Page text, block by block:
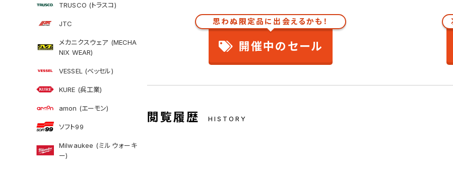
TRUSCO (トラスコ)
JTC
メカニクスウェア (MECHA
NIX WEAR)
VESSEL (ベッセル)
KURE (呉工業)
amon (エーモン)
ソフト99
Milwaukee (ミルウォーキ
ー)
思わぬ限定品に出会えるかも！
開催中のセール
閲覧履歴 HISTORY